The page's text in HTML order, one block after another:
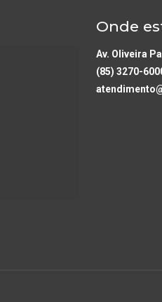
Onde
Av. Oliveira
(85) 3270-